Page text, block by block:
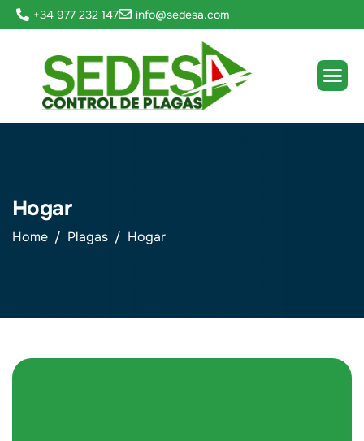
+34 977 232 147 info@sedesa.com
Hogar
Home Plagas Hogar